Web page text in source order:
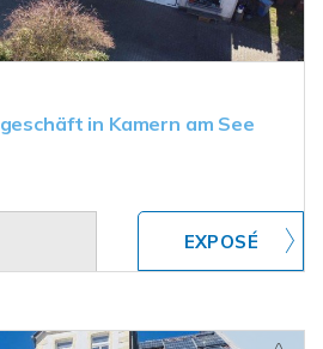
in Kamern am See